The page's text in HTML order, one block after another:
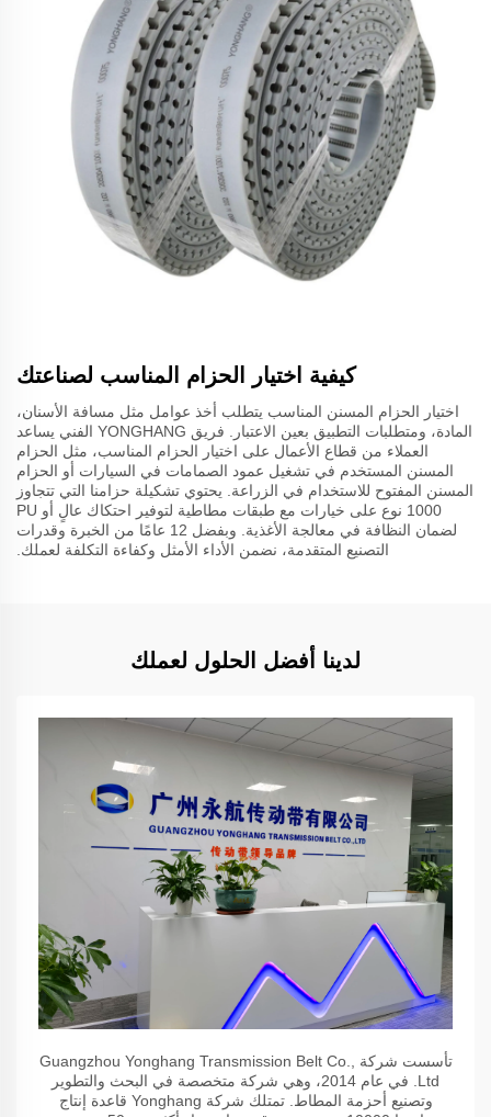
كيفية اختيار الحزام المناسب لصناعتك
اختيار الحزام المسنن المناسب يتطلب أخذ عوامل مثل مسافة الأسنان،
المادة، ومتطلبات التطبيق بعين الاعتبار. فريق YONGHANG الفني يساعد
العملاء من قطاع الأعمال على اختيار الحزام المناسب، مثل الحزام
المسنن المستخدم في تشغيل عمود الصمامات في السيارات أو الحزام
المسنن المفتوح للاستخدام في الزراعة. يحتوي تشكيلة حزامنا التي تتجاوز
1000 نوع على خيارات مع طبقات مطاطية لتوفير احتكاك عالٍ أو PU
لضمان النظافة في معالجة الأغذية. وبفضل 12 عامًا من الخبرة وقدرات
التصنيع المتقدمة، نضمن الأداء الأمثل وكفاءة التكلفة لعملك.
لدينا أفضل الحلول لعملك
تأسست شركة Guangzhou Yonghang Transmission Belt Co.,
Ltd. في عام 2014، وهي شركة متخصصة في البحث والتطوير
وتصنيع أحزمة المطاط. تمتلك شركة Yonghang قاعدة إنتاج